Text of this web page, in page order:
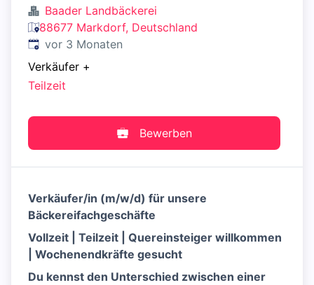
Baader Landbäckerei
88677 Markdorf, Deutschland
Veröffentlicht:
vor 3 Monaten
Verkäufer +
Teilzeit
Bewerben
Verkäufer/in (m/w/d) für unsere
Bäckereifachgeschäfte
Vollzeit | Teilzeit | Quereinsteiger willkommen
| Wochenendkräfte gesucht
Du kennst den Unterschied zwischen einer